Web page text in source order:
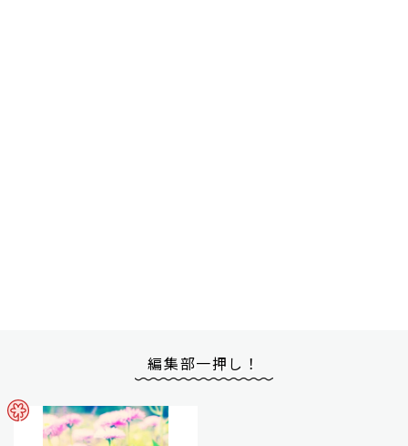
編集部一押し！